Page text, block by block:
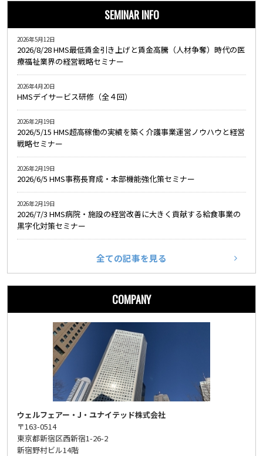
SEMINAR INFO
2026/8/28 HMS最低賃金引き上げと賃金高騰（人材争奪）時代の医
療福祉業界の経営戦略セミナー
2026年5月12日
HMSデイサービス研修（全４回）
2026年4月20日
2026/5/15 HMS超高稼働の実績を築く介護事業運営ノウハウと経営
戦略セミナー
2026年2月19日
2026/6/5 HMS事務長育成・本部機能強化策セミナー
2026年2月19日
2026/7/3 HMS病院・施設の経営改善に大きく貢献する給食事業の
黒字化対策セミナー
2026年2月19日
全ての記事を見る
COMPANY
ウェルフェアー・J・ユナイテッド株式会社
〒163-0514
東京都新宿区西新宿1-26-2
新宿野村ビル14階